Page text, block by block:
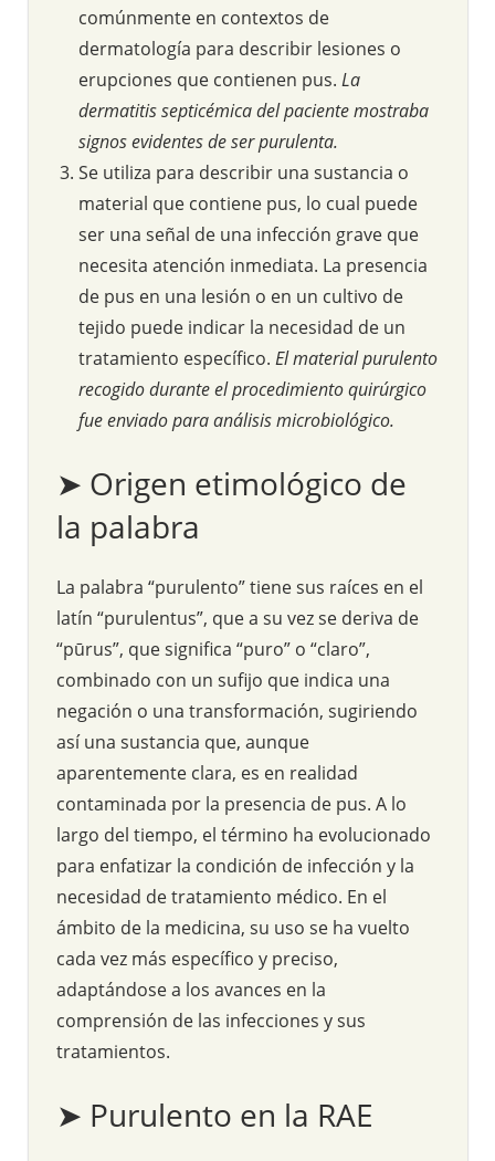
comúnmente en contextos de
dermatología para describir lesiones o
erupciones que contienen pus. La
dermatitis septicémica del paciente mostraba
signos evidentes de ser purulenta.
Se utiliza para describir una sustancia o
material que contiene pus, lo cual puede
ser una señal de una infección grave que
necesita atención inmediata. La presencia
de pus en una lesión o en un cultivo de
tejido puede indicar la necesidad de un
tratamiento específico. El material purulento
recogido durante el procedimiento quirúrgico
fue enviado para análisis microbiológico.
➤ Origen etimológico de
la palabra
La palabra “purulento” tiene sus raíces en el
latín “purulentus”, que a su vez se deriva de
“pūrus”, que significa “puro” o “claro”,
combinado con un sufijo que indica una
negación o una transformación, sugiriendo
así una sustancia que, aunque
aparentemente clara, es en realidad
contaminada por la presencia de pus. A lo
largo del tiempo, el término ha evolucionado
para enfatizar la condición de infección y la
necesidad de tratamiento médico. En el
ámbito de la medicina, su uso se ha vuelto
cada vez más específico y preciso,
adaptándose a los avances en la
comprensión de las infecciones y sus
tratamientos.
➤ Purulento en la RAE